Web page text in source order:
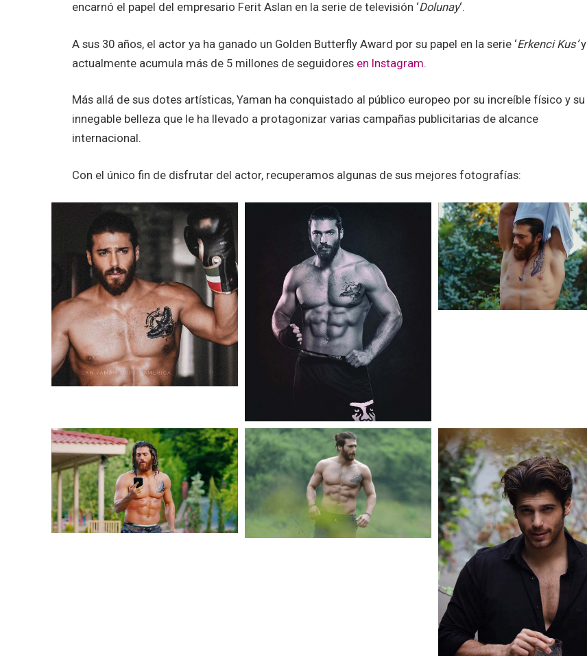
encarnó el papel del empresario Ferit Aslan en la serie de televisión ‘Dolunay‘.
A sus 30 años, el actor ya ha ganado un Golden Butterfly Award por su papel en la serie ‘Erkenci Kus’y
actualmente acumula más de 5 millones de seguidores en Instagram.
Más allá de sus dotes artísticas, Yaman ha conquistado al público europeo por su increíble físico y su
innegable belleza que le ha llevado a protagonizar varias campañas publicitarias de alcance
internacional.
Con el único fin de disfrutar del actor, recuperamos algunas de sus mejores fotografías: